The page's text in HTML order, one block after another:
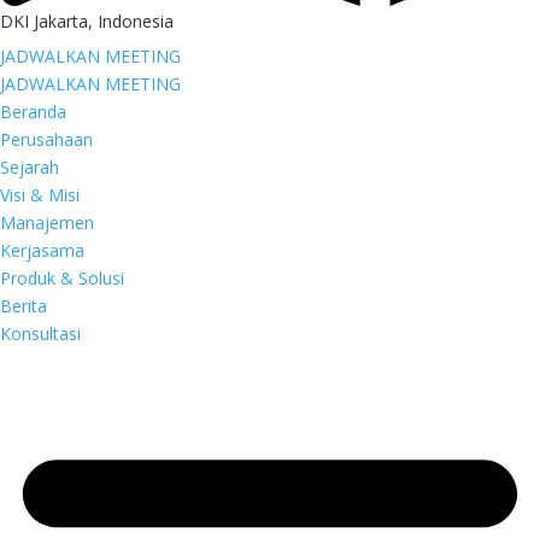
DKI Jakarta, Indonesia
JADWALKAN MEETING
JADWALKAN MEETING
Beranda
Perusahaan
Sejarah
Visi & Misi
Manajemen
Kerjasama
Produk & Solusi
Berita
Konsultasi